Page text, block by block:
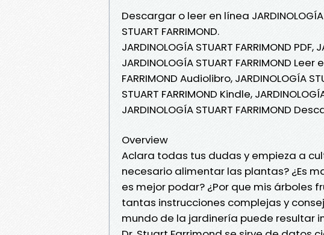
Descargar o leer en línea
STUART FARRIMOND.
JARDINOLOGÍA STUART FARRIMOND PDF,
JARDINOLOGÍA STUART FARRIMOND
FARRIMOND Audiolibro, JARDINOLOGÍA
STUART FARRIMOND Kindle,
JARDINOLOGÍA STUART FARRIMOND
Overview
Aclara todas tus dudas y empieza a
necesario alimentar las plantas? ¿Es
es mejor podar? ¿Por que mis árboles
tantas instrucciones complejas y
mundo de la jardinería puede resultar